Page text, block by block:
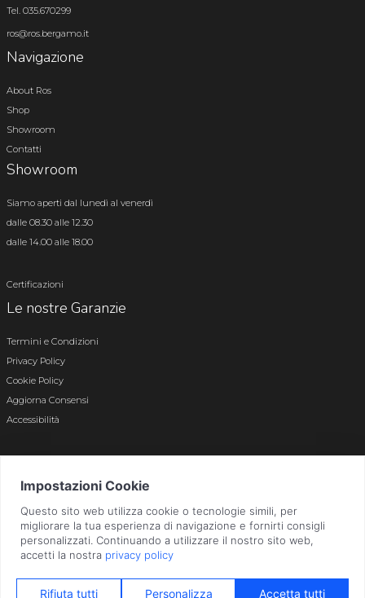
Tel. 035.670299
ros@ros.bergamo.it
Navigazione
About Ros
Shop
Showroom
Contatti
Showroom
Siamo aperti dal lunedì al venerdì
dalle 08.30 alle 12.30
dalle 14.00 alle 18.00
Certificazioni
Le nostre Garanzie
Termini e Condizioni
Privacy Policy
Cookie Policy
Aggiorna Consensi
Accessibilità
Bergamo n. 01496180165 · Capitale Sociale i.v. € 800.000,00